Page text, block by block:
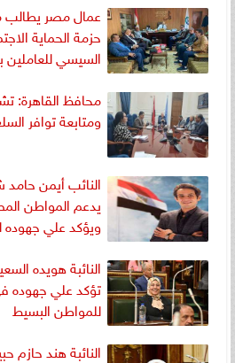
عمال مصر يطالب
حزمة الحماية
السيسي للعاملين
محافظ القاهرة:
ومتابعة توافر
النائب أيمن
يدعم المواطن
ويؤكد علي جهوده
النائبة هويده
تؤكد علي جهوده
للمواطن البسيط
النائبة هند حازم